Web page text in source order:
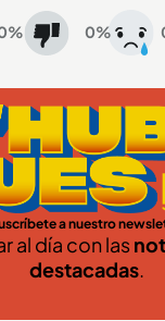
0%
a nuestro
al día con las
destacadas.